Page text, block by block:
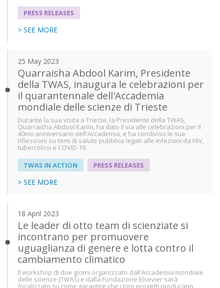
PRESS RELEASES
> SEE MORE
25 May 2023
Quarraisha Abdool Karim, Presidente
della TWAS, inaugura le celebrazioni per
il quarantennale dell'Accademia
mondiale delle scienze di Trieste
Durante la sua visita a Trieste, la Presidente della TWAS,
Quarraisha Abdool Karim, ha dato il via alle celebrazioni per il
40mo anniversario dell'Accademia, e ha condiviso le sue
riflessioni su temi di salute pubblica legati alle infezioni da HIV,
tubercolosi e COVID-19.
TWAS IN ACTION
PRESS RELEASES
> SEE MORE
18 April 2023
Le leader di otto team di scienziate si
incontrano per promuovere
uguaglianza di genere e lotta contro il
cambiamento climatico
Il workshop di due giorni organizzato dall'Accademia mondiale
delle scienze (TWAS) e dalla Fondazione Elsevier sarà
focalizzato su come garantire che i loro progetti producano